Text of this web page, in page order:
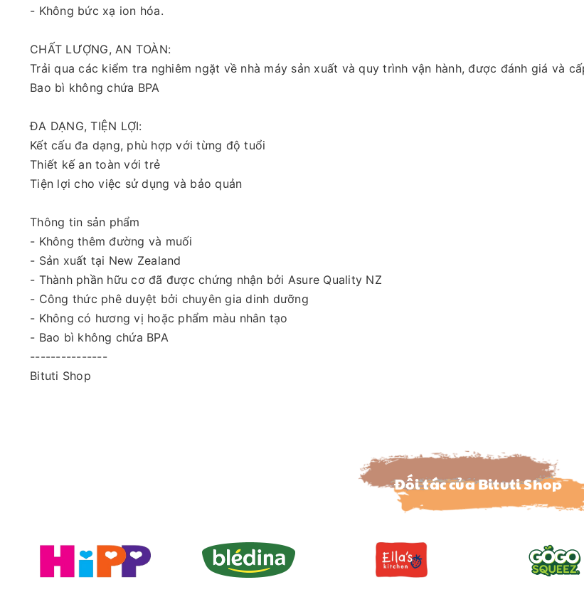
- Không bức xạ ion hóa.
CHẤT LƯỢNG, AN TOÀN:
Trải qua các kiểm tra nghiêm ngặt về nhà máy sản xuất và quy trình vận hành, được đánh giá và
Bao bì không chứa BPA
ĐA DẠNG, TIỆN LỢI:
Kết cấu đa dạng, phù hợp với từng độ tuổi
Thiết kế an toàn với trẻ
Tiện lợi cho việc sử dụng và bảo quản
Thông tin sản phẩm
- Không thêm đường và muối
- Sản xuất tại New Zealand
- Thành phần hữu cơ đã được chứng nhận bởi Asure Quality NZ
- Công thức phê duyệt bởi chuyên gia dinh dưỡng
- Không có hương vị hoặc phẩm màu nhân tạo
- Bao bì không chứa BPA
---------------
Bituti Shop
Đối tác của Bituti Shop